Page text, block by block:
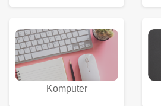
Komputer